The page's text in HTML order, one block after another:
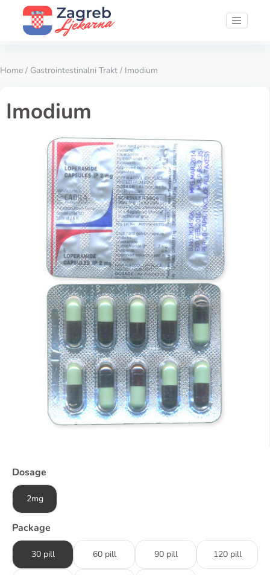
Home / Gastrointestinalni Trakt / Imodium
Imodium
Dosage
2mg
Package
30 pill 60 pill 90 pill 120 pill